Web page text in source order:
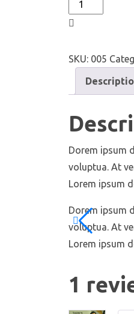
SKU: 005
Dorem ipsum
voluptua. At
Lorem ipsum
Dorem ipsum
voluptua. At
Lorem ipsum
1